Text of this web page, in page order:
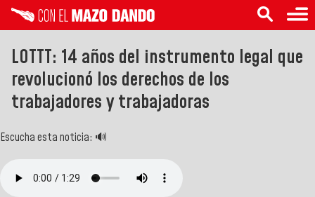
LOTTT: 14 años del instrumento legal que
revolucionó los derechos de los
trabajadores y trabajadoras
Escucha esta noticia: 🔊